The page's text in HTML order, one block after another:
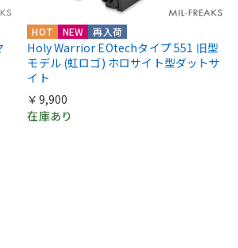
HOT NEW 再入荷
Holy Warrior EOtechタイプ 551 旧型
モデル (虹ロゴ) ホロサイト型ダットサ
イト
￥9,900
在庫あり